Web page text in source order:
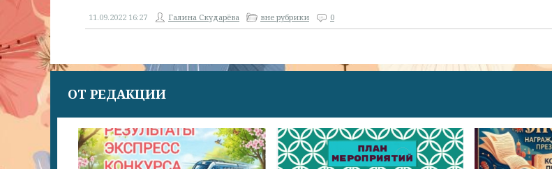
11.09.2022 16:27 Галина Скударёва вне рубрики 0
ОТ РЕДАКЦИИ